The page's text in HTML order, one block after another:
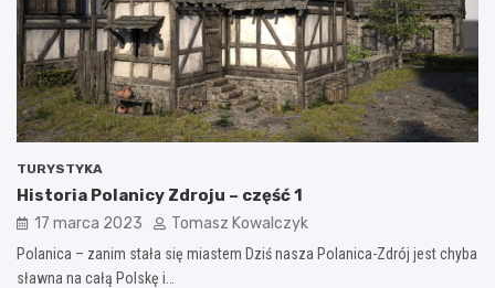
TURYSTYKA
Historia Polanicy Zdroju – część 1
17 marca 2023 Tomasz Kowalczyk
Polanica – zanim stała się miastem Dziś nasza Polanica-Zdrój jest chyba
sławna na całą Polskę i…